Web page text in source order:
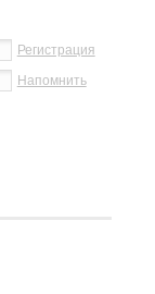
Регистрация
Напомнить